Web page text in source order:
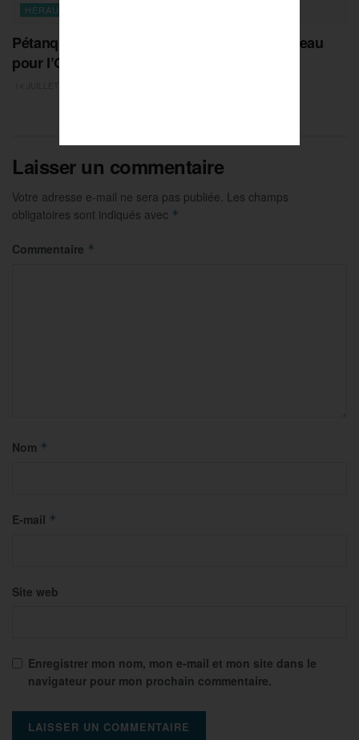
HERAULT
Pétanque : première équipe de très haut niveau
pour l’Odyssée des Nations à Montpellier !
Laisser un commentaire
Votre adresse e-mail ne sera pas publiée. Les champs
obligatoires sont indiqués avec *
Commentaire *
Nom *
E-mail *
Site web
Enregistrer mon nom, mon e-mail et mon site dans le
navigateur pour mon prochain commentaire.